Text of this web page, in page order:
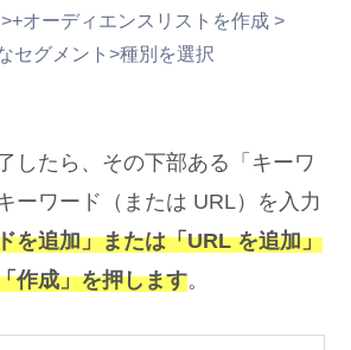
オーディエンスリストを作成 >
セグメント>種別を選択
したら、その下部ある「キーワ
ーワード（または URL）を入力
を追加」または「URL を追加」
作成」を押します。